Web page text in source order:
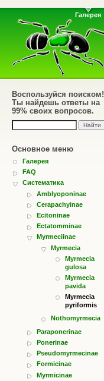
Галерея
Воспользуйся поиском!
Ты найдешь ответы на
99% своих вопросов.
Основное меню
Галерея
FAQ
Систематика
Amblyoponinae
Cerapachyinae
Ecitoninae
Ectatomminae
Myrmeciinae
Myrmecia
Myrmecia
gulosa
Myrmecia
pavida
Myrmecia
pyriformis
Nothomyrmecia
Paraponerinae
Ponerinae
Pseudomyrmecinae
Formicinae
Myrmicinae